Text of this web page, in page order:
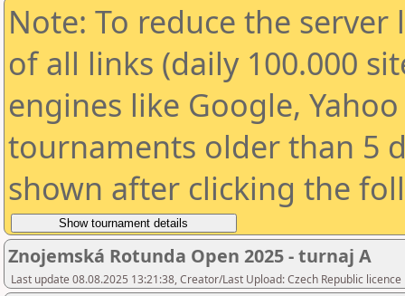
Note: To reduce the
of all links (daily 100.000
engines like Google,
tournaments older than 5
shown after clicking the
Znojemská Rotunda Open 2025 - turnaj A
Last update 08.08.2025 13:21:38, Creator/Last Upload: Czech Republic licence